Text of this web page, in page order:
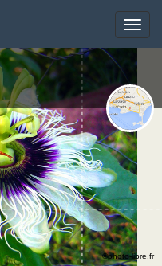
Toggle
©photo-libre.fr
Toggle